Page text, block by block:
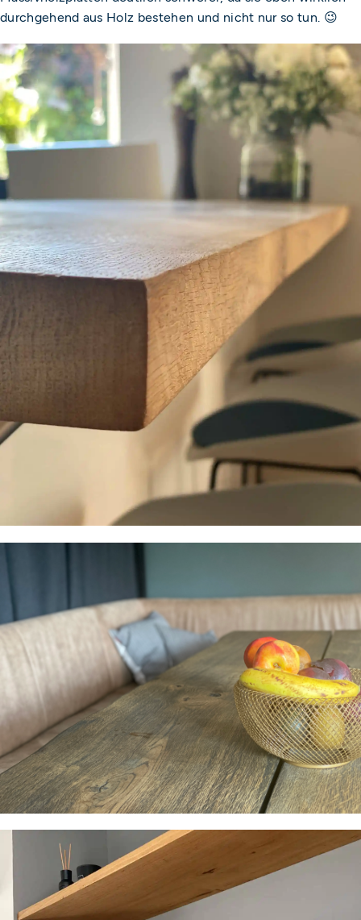
durchgehend aus Holz bestehen und nicht nur so tun. 😉